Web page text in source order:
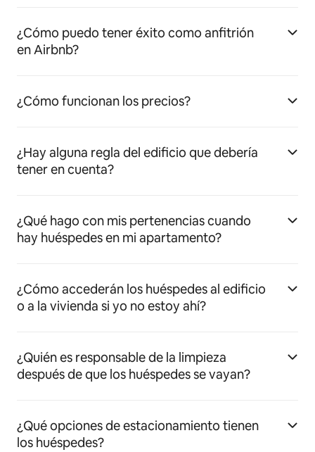
¿Cómo puedo tener éxito como anfitrión
en Airbnb?
¿Cómo funcionan los precios?
¿Hay alguna regla del edificio que debería
tener en cuenta?
¿Qué hago con mis pertenencias cuando
hay huéspedes en mi apartamento?
¿Cómo accederán los huéspedes al edificio
o a la vivienda si yo no estoy ahí?
¿Quién es responsable de la limpieza
después de que los huéspedes se vayan?
¿Qué opciones de estacionamiento tienen
los huéspedes?